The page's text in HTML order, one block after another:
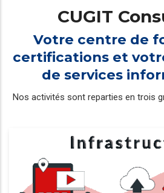
CUGIT
Votre centre de
certifications et
de services
Nos activités sont reparties en trois